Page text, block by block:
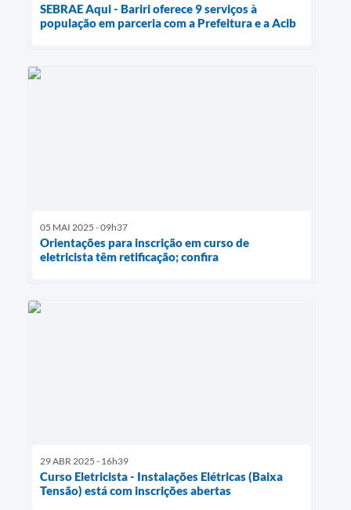
SEBRAE Aqui - Bariri oferece 9 serviços à
população em parceria com a Prefeitura e a Acib
05 MAI 2025 - 09h37
Orientações para inscrição em curso de
eletricista têm retificação; confira
29 ABR 2025 - 16h39
Curso Eletricista - Instalações Elétricas (Baixa
Tensão) está com inscrições abertas